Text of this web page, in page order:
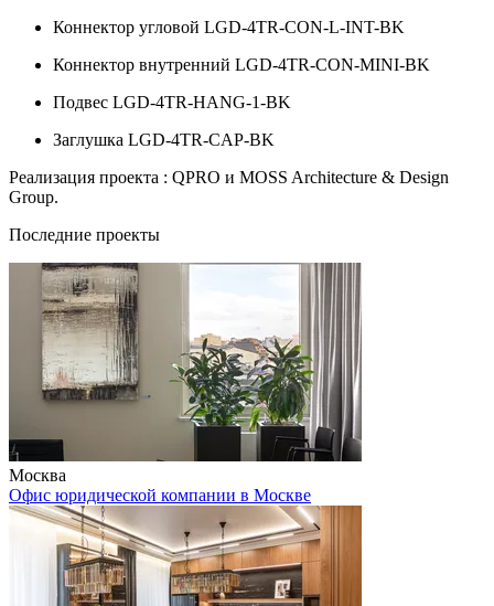
Коннектор угловой LGD-4TR-CON-L-INT-BK
Коннектор внутренний LGD-4TR-CON-MINI-BK
Подвес LGD-4TR-HANG-1-BK
Заглушка LGD-4TR-CAP-BK
Реализация проекта : QPRO и MOSS Architecture & Design
Group.
Последние проекты
Москва
Офис юридической компании в Москве